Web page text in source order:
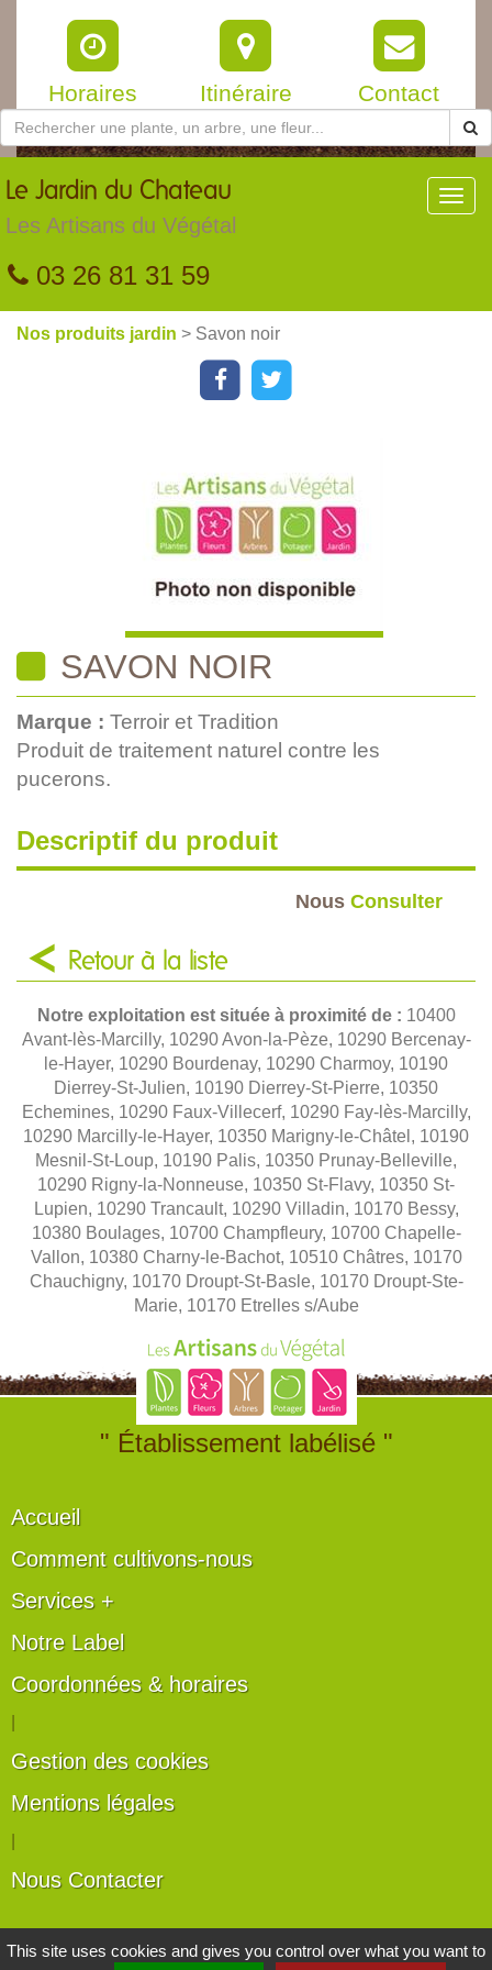
Horaires Itinéraire Contact
Le Jardin du Chateau
Les Artisans du Végétal
03 26 81 31 59
Nos produits jardin > Savon noir
SAVON NOIR
Marque : Terroir et Tradition
Produit de traitement naturel contre les
pucerons.
Descriptif du produit
Nous Consulter
Retour à la liste
Notre exploitation est située à proximité de : 10400
Avant-lès-Marcilly, 10290 Avon-la-Pèze, 10290 Bercenay-
le-Hayer, 10290 Bourdenay, 10290 Charmoy, 10190
Dierrey-St-Julien, 10190 Dierrey-St-Pierre, 10350
Echemines, 10290 Faux-Villecerf, 10290 Fay-lès-Marcilly,
10290 Marcilly-le-Hayer, 10350 Marigny-le-Châtel, 10190
Mesnil-St-Loup, 10190 Palis, 10350 Prunay-Belleville,
10290 Rigny-la-Nonneuse, 10350 St-Flavy, 10350 St-
Lupien, 10290 Trancault, 10290 Villadin, 10170 Bessy,
10380 Boulages, 10700 Champfleury, 10700 Chapelle-
Vallon, 10380 Charny-le-Bachot, 10510 Châtres, 10170
Chauchigny, 10170 Droupt-St-Basle, 10170 Droupt-Ste-
Marie, 10170 Etrelles s/Aube
" Établissement labélisé "
Accueil
Comment cultivons-nous
Services +
Notre Label
Coordonnées & horaires
Gestion des cookies
Mentions légales
Nous Contacter
Les artisans du végétal
This site uses cookies and gives you control over what you want to